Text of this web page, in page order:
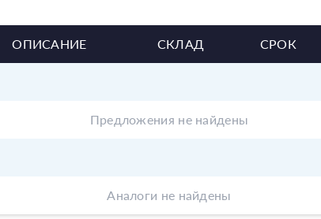
ОПИСАНИЕ СКЛАД СРОК
Предложения не найдены
Аналоги не найдены